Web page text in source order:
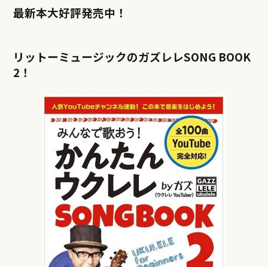
最新本大好評発売中！
リットーミュージックのガズレレSONG BOOK
2！